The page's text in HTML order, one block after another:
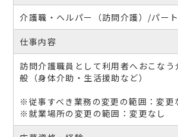
介護職・ヘルパー（訪問介護）/パート
仕事内容
訪問介護職員として利用者へおこなう
般（身体介助・生活援助など）
※従事すべき業務の変更の範囲：変
※就業場所の変更の範囲：変更なし